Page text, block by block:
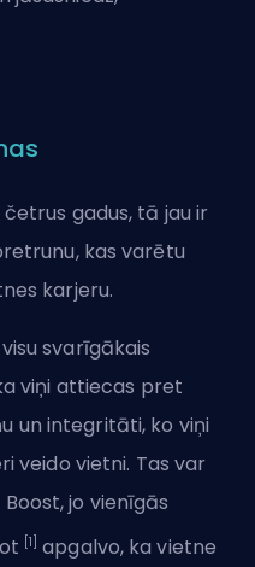
gadus, tā jau ir
kas varētu
karjeru.
svarīgākais
viņi attiecas pret
un integritāti, ko viņi
veido vietni. Tas var
jo vienīgās
[1] apgalvo, ka vietne